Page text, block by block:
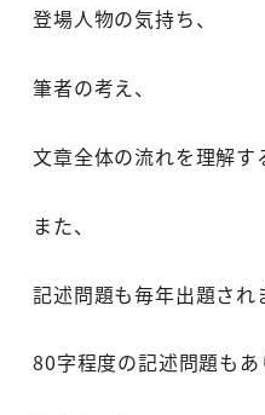
登場人物の気持ち、
筆者の考え、
文章全体の流れを理解す
また、
記述問題も毎年出題され
80字程度の記述問題もあ